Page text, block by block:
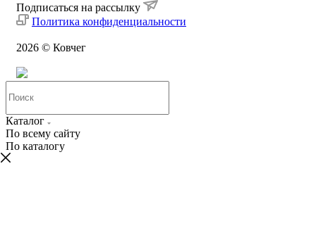
Подписаться на рассылку
Политика конфиденциальности
2026 © Ковчег
Каталог
По всему сайту
По каталогу